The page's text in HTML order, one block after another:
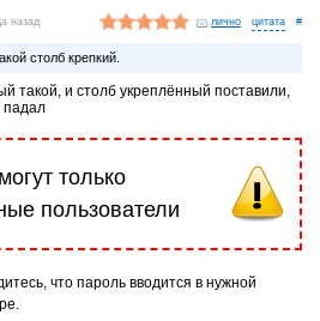
назад лично #
столб крепкий.
такой, и столб укреплённый поставили,
падал
только
пользователи
что пароль вводится в нужной